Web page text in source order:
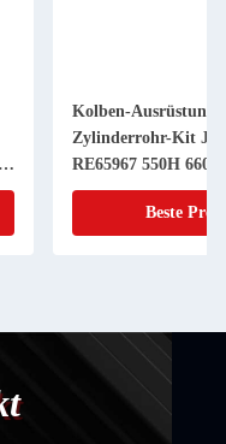
Kolben-Ausrüstung
Zylinderrohr-Kit JDs
RE65967 550H 6603
Powerthch Turbo
Beste